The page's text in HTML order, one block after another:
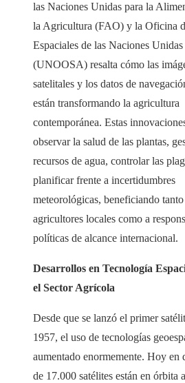
las Naciones Unidas para la
la Agricultura (FAO) y la Oficina
Espaciales de las Naciones Unidas
(UNOOSA) resalta cómo las
satelitales y los datos de
están transformando la agricultura
contemporánea. Estas
observar la salud de las plantas,
recursos de agua, controlar las
planificar frente a incertidumbres
meteorológicas, beneficiando tanto
agricultores locales como a
políticas de alcance internacional.
Desarrollos en Tecnología
el Sector Agrícola
Desde que se lanzó el primer
1957, el uso de tecnologías
aumentado enormemente. Hoy en
de 17.000 satélites están en órbita